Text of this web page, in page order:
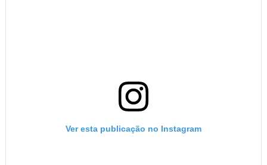
Ver esta publicação no Instagram